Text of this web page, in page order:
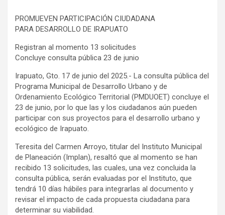
PROMUEVEN PARTICIPACIÓN CIUDADANA
PARA DESARROLLO DE IRAPUATO
Registran al momento 13 solicitudes
Concluye consulta pública 23 de junio
Irapuato, Gto. 17 de junio del 2025.- La consulta pública del
Programa Municipal de Desarrollo Urbano y de
Ordenamiento Ecológico Territorial (PMDUOET) concluye el
23 de junio, por lo que las y los ciudadanos aún pueden
participar con sus proyectos para el desarrollo urbano y
ecológico de Irapuato.
Teresita del Carmen Arroyo, titular del Instituto Municipal
de Planeación (Implan), resaltó que al momento se han
recibido 13 solicitudes, las cuales, una vez concluida la
consulta pública, serán evaluadas por el Instituto, que
tendrá 10 días hábiles para integrarlas al documento y
revisar el impacto de cada propuesta ciudadana para
determinar su viabilidad.